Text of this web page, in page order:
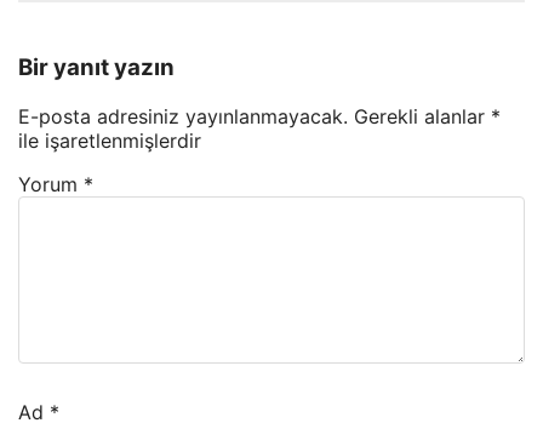
Bir yanıt yazın
E-posta adresiniz yayınlanmayacak. Gerekli alanlar *
ile işaretlenmişlerdir
Yorum *
Ad *